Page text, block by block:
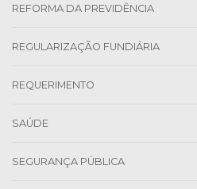
REFORMA DA PREVIDÊNCIA
REGULARIZAÇÃO FUNDIÁRIA
REQUERIMENTO
SAÚDE
SEGURANÇA PÚBLICA